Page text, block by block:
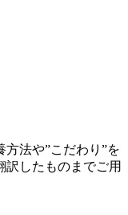
法や”こだわり”を
訳したものまでご用